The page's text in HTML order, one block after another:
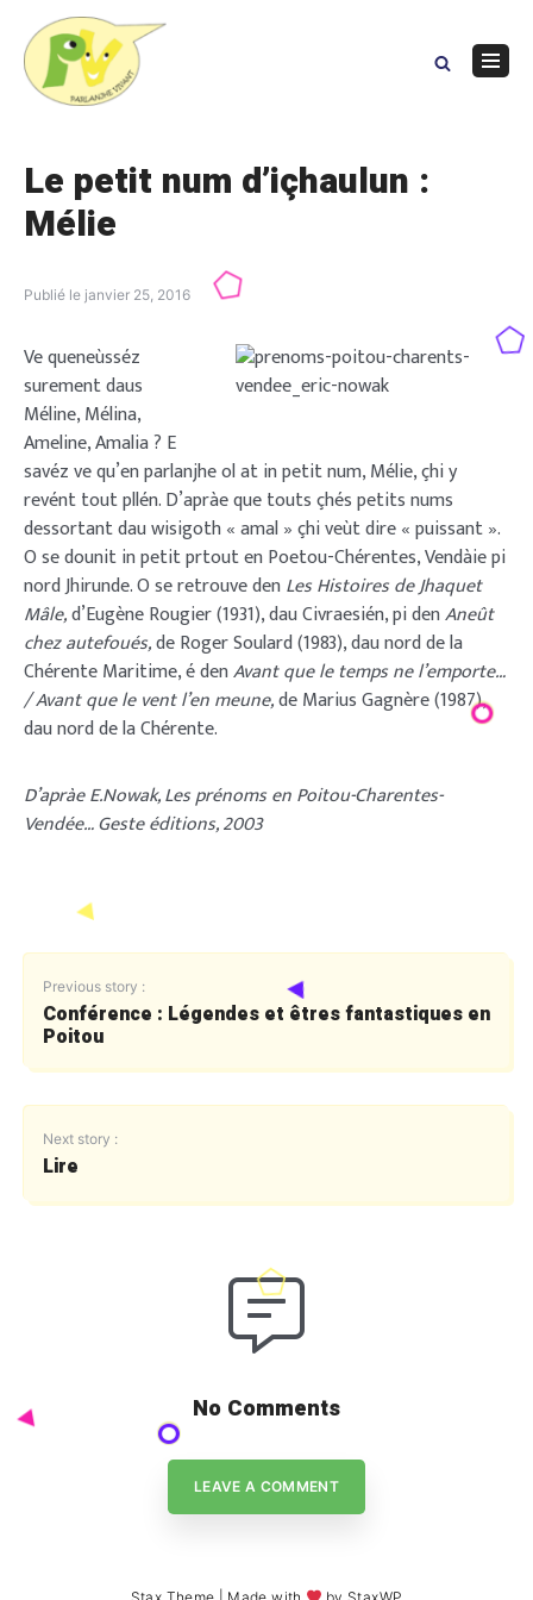
content
Le petit num d’içhaulun :
Mélie
Publié le janvier 25, 2016
Ve queneùsséz
surement daus
Méline, Mélina,
Ameline, Amalia ? E
savéz ve qu’en parlanjhe ol at in petit num, Mélie, çhi y
revént tout pllén. D’apràe que touts çhés petits nums
dessortant dau wisigoth « amal » çhi veùt dire « puissant ».
O se dounit in petit prtout en Poetou-Chérentes, Vendàie pi
nord Jhirunde. O se retrouve denLes Histoires de Jhaquet
Mâle,d’Eugène Rougier (1931), dau Civraesién, pi denAneût
chez autefoués,de Roger Soulard (1983), dau nord de la
Chérente Maritime, é denAvant que le temps ne l’emporte…
/ Avant que le vent l’en meune,de Marius Gagnère (1987),
dau nord de la Chérente.
D’apràe E.Nowak, Les prénoms en Poitou-Charentes-
Vendée… Geste éditions, 2003
Previous story :
Conférence : Légendes et êtres fantastiques en
Poitou
Next story :
Lire
No Comments
LEAVE A COMMENT